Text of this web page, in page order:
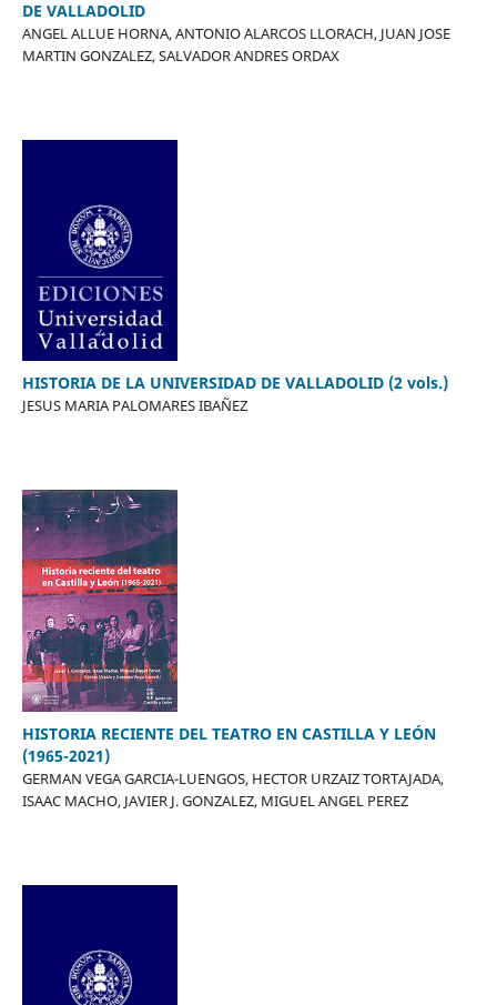
DE VALLADOLID
ANGEL ALLUE HORNA, ANTONIO ALARCOS LLORACH, JUAN JOSE
MARTIN GONZALEZ, SALVADOR ANDRES ORDAX
HISTORIA DE LA UNIVERSIDAD DE VALLADOLID (2 vols.)
JESUS MARIA PALOMARES IBAÑEZ
HISTORIA RECIENTE DEL TEATRO EN CASTILLA Y LEÓN
(1965-2021)
GERMAN VEGA GARCIA-LUENGOS, HECTOR URZAIZ TORTAJADA,
ISAAC MACHO, JAVIER J. GONZALEZ, MIGUEL ANGEL PEREZ